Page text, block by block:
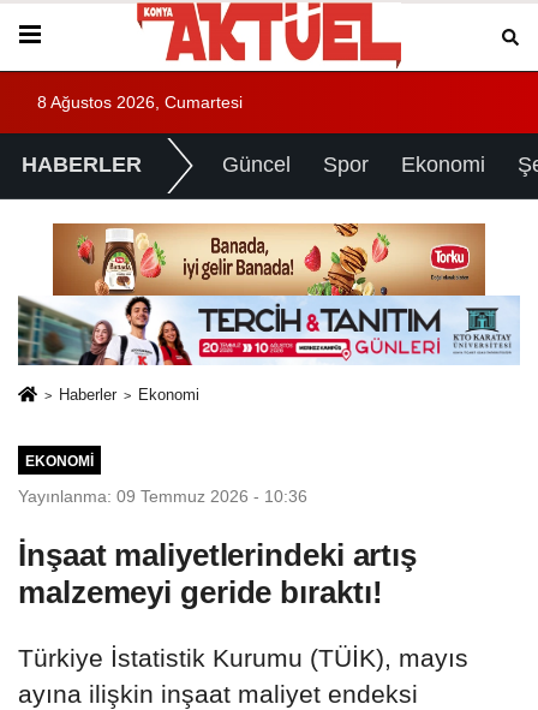
8 Ağustos 2026, Cumartesi
HABERLER Güncel Spor Ekonomi
Haberler Ekonomi
EKONOMI
Yayınlanma: 09 Temmuz 2026 - 10:36
İnşaat maliyetlerindeki artış
malzemeyi geride bıraktı!
Türkiye İstatistik Kurumu (TÜİK), mayıs
ayına ilişkin inşaat maliyet endeksi